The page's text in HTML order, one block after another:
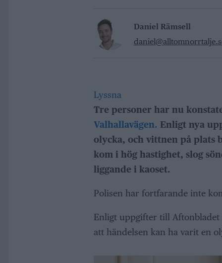
Daniel Rämsell
Lyssna
Tre personer har nu
Valhallavägen. Enligt nya
olycka, och vittnen på plats
kom i hög hastighet, slog
liggande i kaoset.
Polisen har fortfarande inte
Enligt uppgifter till
att händelsen kan ha varit en